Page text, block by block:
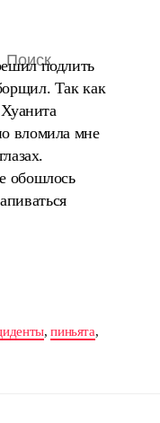
подлить
Так как
вломила мне
обошлось
,пиньята,